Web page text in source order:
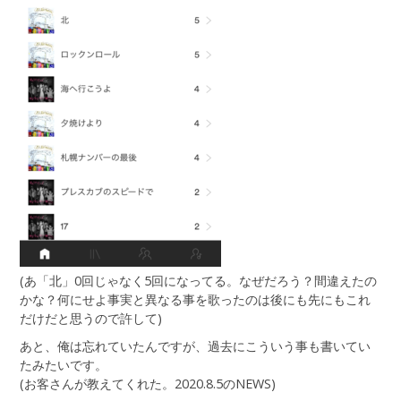
(あ「北」0回じゃなく5回になってる。なぜだろう？間違えたの
かな？何にせよ事実と異なる事を歌ったのは後にも先にもこれ
だけだと思うので許して)
あと、俺は忘れていたんですが、過去にこういう事も書いてい
たみたいです。
(お客さんが教えてくれた。2020.8.5のNEWS)